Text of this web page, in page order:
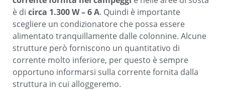
è di circa 1.300 W – 6 A. Quindi è importante
scegliere un condizionatore che possa essere
alimentato tranquillamente dalle colonnine. Alcune
strutture però forniscono un quantitativo di
corrente molto inferiore, per questo è sempre
opportuno informarsi sulla corrente fornita dalla
struttura in cui alloggeremo.